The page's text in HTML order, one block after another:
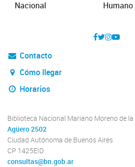
Contacto
Cómo llegar
Horarios
Biblioteca Nacional Mariano Moreno de
Agüero 2502
Ciudad Autónoma de Buenos Aires
CP 1425EID
consultas@bn.gob.ar